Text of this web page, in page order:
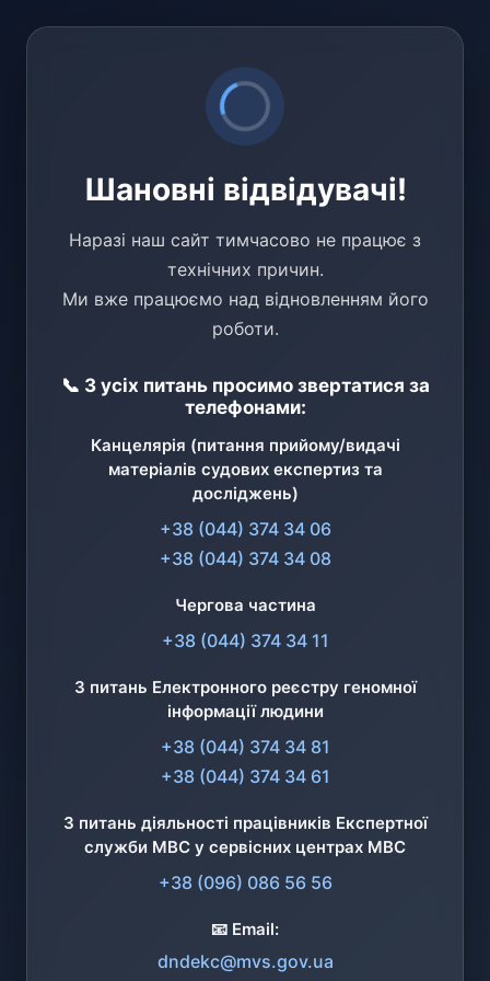
Шановні відвідувачі!
Наразі наш сайт тимчасово не працює з
технічних причин.
Ми вже працюємо над відновленням його
роботи.
📞 З усіх питань просимо звертатися за
телефонами:
Канцелярія (питання прийому/видачі
матеріалів судових експертиз та
досліджень)
+38 (044) 374 34 06
+38 (044) 374 34 08
Чергова частина
+38 (044) 374 34 11
З питань Електронного реєстру геномної
інформації людини
+38 (044) 374 34 81
+38 (044) 374 34 61
З питань діяльності працівників Експертної
служби МВС у сервісних центрах МВС
+38 (096) 086 56 56
📧 Email:
dndekc@mvs.gov.ua